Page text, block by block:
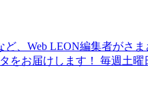
、Web LEON編集者がさ
をお届けします！ 毎週土曜